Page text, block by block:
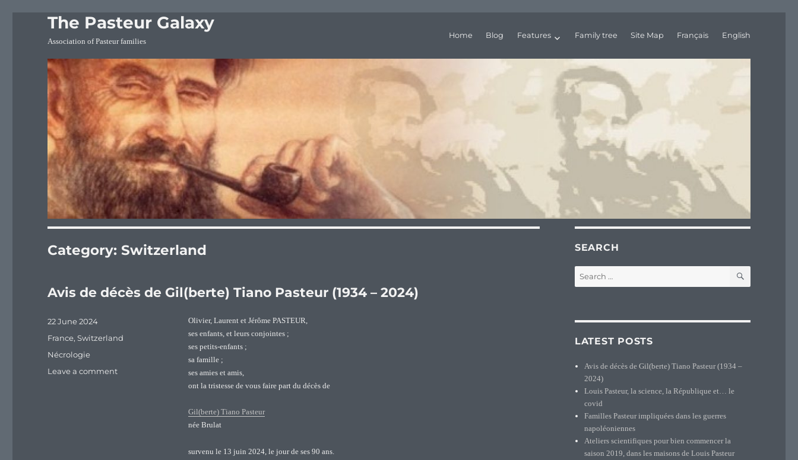
The Pasteur Galaxy
Association of Pasteur families
Home Blog Features Family tree Site Map Français English
Category: Switzerland
Avis de décès de Gil(berte) Tiano Pasteur (1934 – 2024)
Olivier, Laurent et Jérôme PASTEUR,
ses enfants, et leurs conjointes ;
ses petits-enfants ;
sa famille ;
ses amies et amis,
ont la tristesse de vous faire part du décès de
Gil(berte) Tiano Pasteur
née Brulat
survenu le 13 juin 2024, le jour de ses 90 ans.
Posted
22 June 2024
Categories
France,Switzerland
Tags
Nécrologie
Leave a commenton
SEARCH
for:
SEARCH
LATEST POSTS
Avis de décès de Gil(berte) Tiano Pasteur (1934 –
2024)
Louis Pasteur, la science, la République et… le
covid
Familles Pasteur impliquées dans les guerres
napoléoniennes
Ateliers scientifiques pour bien commencer la
saison 2019, dans les maisons de Louis Pasteur